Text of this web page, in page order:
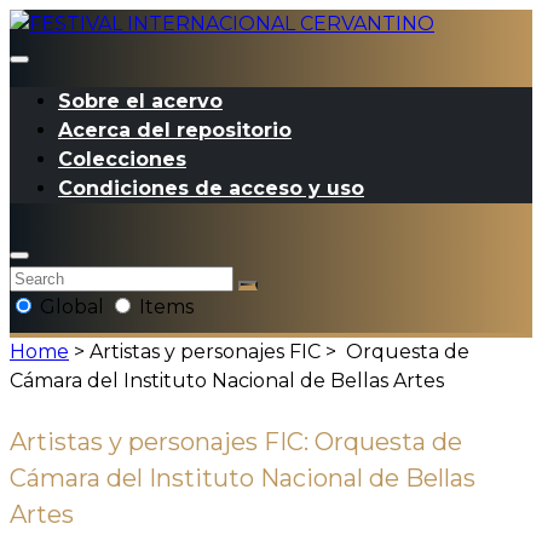
Sobre el acervo
Acerca del repositorio
Colecciones
Condiciones de acceso y uso
Global
Items
Home > Artistas y personajes FIC > Orquesta de
Cámara del Instituto Nacional de Bellas Artes
Artistas y personajes FIC: Orquesta de
Cámara del Instituto Nacional de Bellas
Artes